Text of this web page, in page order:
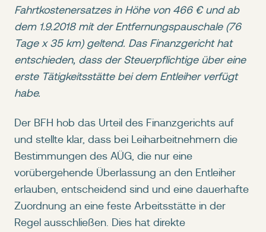
Fahrtkostenersatzes in Höhe von 466 € und ab
dem 1.9.2018 mit der Entfernungspauschale (76
Tage x 35 km) geltend. Das Finanzgericht hat
entschieden, dass der Steuerpflichtige über eine
erste Tätigkeitsstätte bei dem Entleiher verfügt
habe.
Der BFH hob das Urteil des Finanzgerichts auf
und stellte klar, dass bei Leiharbeitnehmern die
Bestimmungen des AÜG, die nur eine
vorübergehende Überlassung an den Entleiher
erlauben, entscheidend sind und eine dauerhafte
Zuordnung an eine feste Arbeitsstätte in der
Regel ausschließen. Dies hat direkte